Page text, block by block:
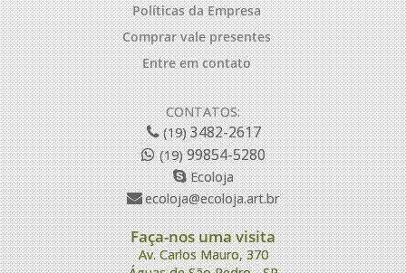
Políticas da Empresa
Comprar vale presentes
Entre em contato
CONTATOS:
(19)3482-2617
(19)99854-5280
Ecoloja
ecoloja@ecoloja.art.br
Faça-nos uma visita
Av. Carlos Mauro, 370